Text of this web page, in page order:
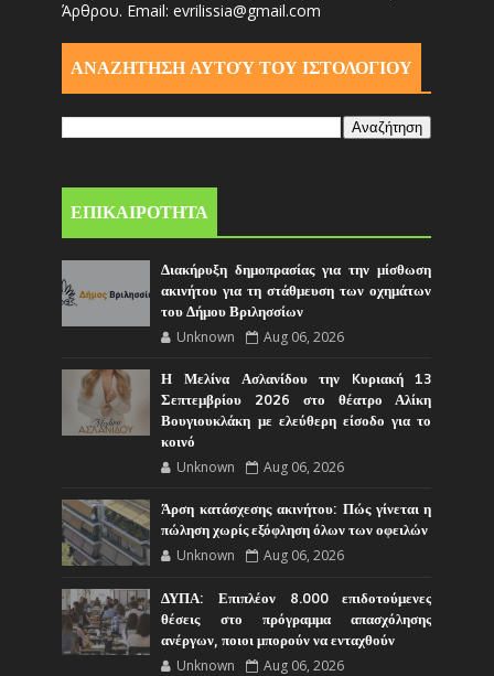
Άρθρου. Email: evrilissia@gmail.com
ΑΝΑΖΗΤΗΣΗ ΑΥΤΟΎ ΤΟΥ ΙΣΤΟΛΟΓΙΟΥ
ΕΠΙΚΑΙΡΟΤΗΤΑ
Διακήρυξη δημοπρασίας για την μίσθωση
ακινήτου για τη στάθμευση των οχημάτων
του Δήμου Βριλησσίων
Unknown Aug 06, 2026
Η Μελίνα Ασλανίδου την Kυριακή 13
Σεπτεμβρίου 2026 στο θέατρο Αλίκη
Βουγιουκλάκη με ελεύθερη είσοδο για το
κοινό
Unknown Aug 06, 2026
Άρση κατάσχεσης ακινήτου: Πώς γίνεται η
πώληση χωρίς εξόφληση όλων των οφειλών
Unknown Aug 06, 2026
ΔΥΠΑ: Επιπλέον 8.000 επιδοτούμενες
θέσεις στο πρόγραμμα απασχόλησης
ανέργων, ποιοι μπορούν να ενταχθούν
Unknown Aug 06, 2026